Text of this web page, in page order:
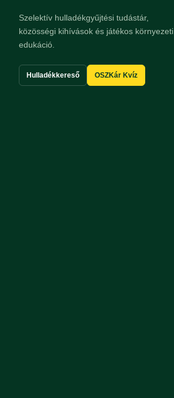
Szelektív hulladékgyűjtési tudástár,
közösségi kihívások és játékos környezeti
edukáció.
Hulladékkereső OSZKár Kvíz